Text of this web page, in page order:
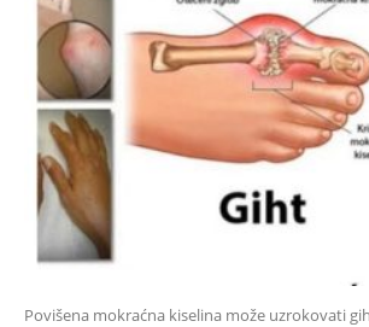
Povišena mokraćna kiselina može uzrokovati